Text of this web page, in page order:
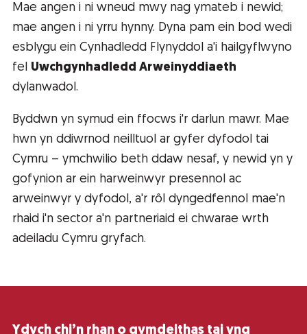
Mae angen i ni wneud mwy nag ymateb i newid;
mae angen i ni yrru hynny. Dyna pam ein bod wedi
esblygu ein Cynhadledd Flynyddol a'i hailgyflwyno
fel Uwchgynhadledd Arweinyddiaeth
dylanwadol.
Byddwn yn symud ein ffocws i'r darlun mawr. Mae
hwn yn ddiwrnod neilltuol ar gyfer dyfodol tai
Cymru – ymchwilio beth ddaw nesaf, y newid yn y
gofynion ar ein harweinwyr presennol ac
arweinwyr y dyfodol, a'r rôl dyngedfennol mae'n
rhaid i'n sector a'n partneriaid ei chwarae wrth
adeiladu Cymru gryfach.
Ydych chi’n rhan o gymdeithas tai yng